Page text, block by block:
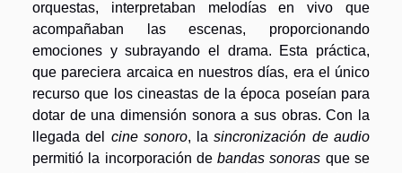
orquestas, interpretaban melodías en vivo que
acompañaban las escenas, proporcionando
emociones y subrayando el drama. Esta práctica,
que pareciera arcaica en nuestros días, era el único
recurso que los cineastas de la época poseían para
dotar de una dimensión sonora a sus obras. Con la
llegada del cine sonoro, lasincronización de audio
permitió la incorporación debandas sonoras que se